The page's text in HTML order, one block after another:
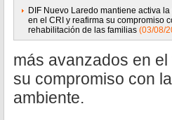
DIF Nuevo Laredo mantiene activa la
en el CRI y reafirma su compromiso
rehabilitación de las familias (03/08/
más avanzados en
su compromiso con
ambiente.